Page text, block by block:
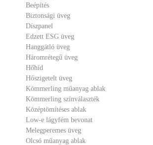
Beépítés
Biztonsági üveg
Díszpanel
Edzett ESG üveg
Hanggátló üveg
Háromrétegű üveg
Hőhíd
Hőszigetelt üveg
Kömmerling műanyag ablak
Kömmerling színválaszték
Középtömítéses ablak
Low-e lágyfém bevonat
Melegperemes üveg
Olcsó műanyag ablak